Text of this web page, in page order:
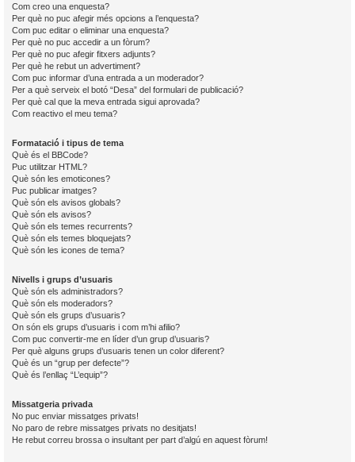
Com creo una enquesta?
Per què no puc afegir més opcions a l’enquesta?
Com puc editar o eliminar una enquesta?
Per què no puc accedir a un fòrum?
Per què no puc afegir fitxers adjunts?
Per què he rebut un advertiment?
Com puc informar d’una entrada a un moderador?
Per a què serveix el botó “Desa” del formulari de publicació?
Per què cal que la meva entrada sigui aprovada?
Com reactivo el meu tema?
Formatació i tipus de tema
Què és el BBCode?
Puc utilitzar HTML?
Què són les emoticones?
Puc publicar imatges?
Què són els avisos globals?
Què són els avisos?
Què són els temes recurrents?
Què són els temes bloquejats?
Què són les icones de tema?
Nivells i grups d’usuaris
Què són els administradors?
Què són els moderadors?
Què són els grups d’usuaris?
On són els grups d’usuaris i com m’hi afilio?
Com puc convertir-me en líder d’un grup d’usuaris?
Per què alguns grups d’usuaris tenen un color diferent?
Què és un “grup per defecte”?
Què és l’enllaç “L’equip”?
Missatgeria privada
No puc enviar missatges privats!
No paro de rebre missatges privats no desitjats!
He rebut correu brossa o insultant per part d’algú en aquest fòrum!